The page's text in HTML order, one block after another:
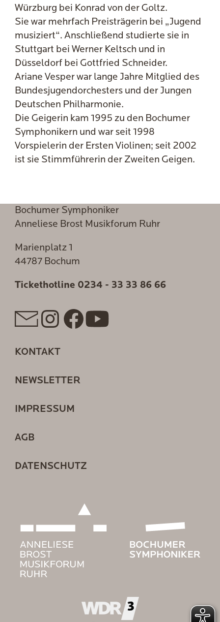
Würzburg bei Konrad von der Goltz.
Sie war mehrfach Preisträgerin bei „Jugend
musiziert“. Anschließend studierte sie in
Stuttgart bei Werner Keltsch und in
Düsseldorf bei Gottfried Schneider.
Ariane Vesper war lange Jahre Mitglied des
Bundesjugendorchesters und der Jungen
Deutschen Philharmonie.
Die Geigerin kam 1995 zu den Bochumer
Symphonikern und war seit 1998
Vorspielerin der Ersten Violinen; seit 2002
ist sie Stimmführerin der Zweiten Geigen.
Bochumer Symphoniker
Anneliese Brost Musikforum Ruhr
Marienplatz 1
44787 Bochum
Tickethotline 0234 - 33 33 86 66
KONTAKT
NEWSLETTER
IMPRESSUM
AGB
DATENSCHUTZ